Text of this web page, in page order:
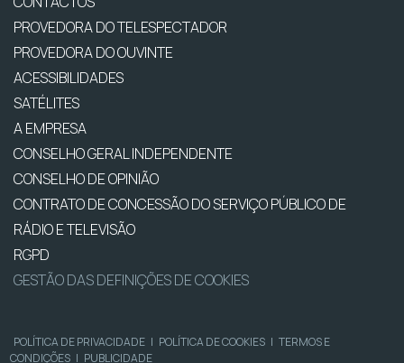
PROVEDORA DO TELESPECTADOR
PROVEDORA DO OUVINTE
ACESSIBILIDADES
SATÉLITES
A EMPRESA
CONSELHO GERAL INDEPENDENTE
CONSELHO DE OPINIÃO
CONTRATO DE CONCESSÃO DO SERVIÇO PÚBLICO DE
RÁDIO E TELEVISÃO
RGPD
GESTÃO DAS DEFINIÇÕES DE COOKIES
POLÍTICA DE PRIVACIDADE | POLÍTICA DE COOKIES | TERMOS E
CONDIÇÕES | PUBLICIDADE